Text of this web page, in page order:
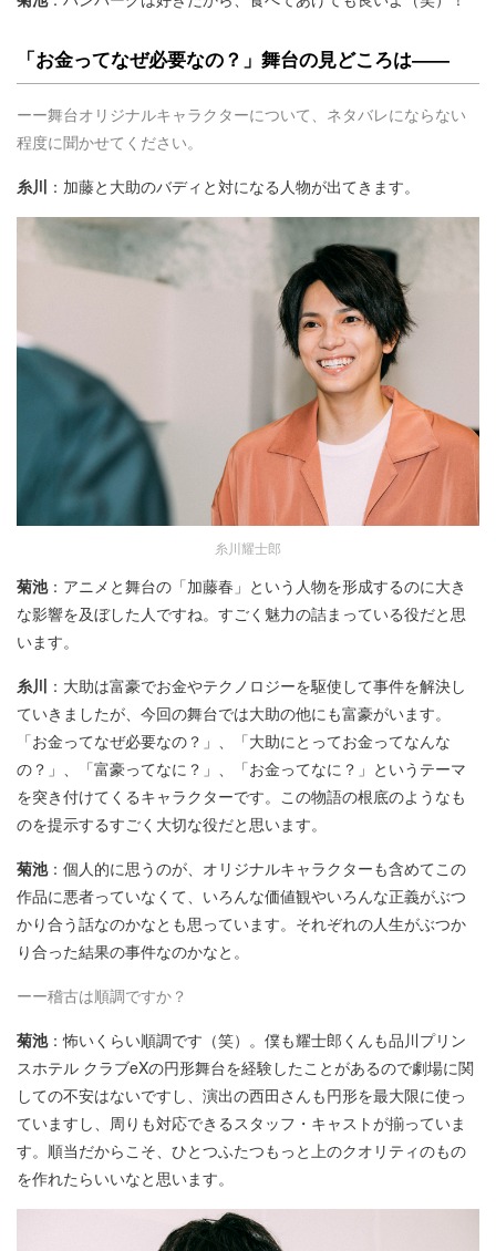
「お金ってなぜ必要なの？」舞台の見どころは――
ーー舞台オリジナルキャラクターについて、ネタバレにならない
程度に聞かせてください。
糸川 ：加藤と大助のバディと対になる人物が出てきます。
糸川耀士郎
菊池：アニメと舞台の「加藤春」という人物を形成するのに大き
な影響を及ぼした人ですね。すごく魅力の詰まっている役だと思
います。
糸川 ：大助は富豪でお金やテクノロジーを駆使して事件を解決し
ていきましたが、今回の舞台では大助の他にも富豪がいます。
「お金ってなぜ必要なの？」、「大助にとってお金ってなんな
の？」、「富豪ってなに？」、「お金ってなに？」というテーマ
を突き付けてくるキャラクターです。この物語の根底のようなも
のを提示するすごく大切な役だと思います。
菊池：個人的に思うのが、オリジナルキャラクターも含めてこの
作品に悪者っていなくて、いろんな価値観やいろんな正義がぶつ
かり合う話なのかなとも思っています。それぞれの人生がぶつか
り合った結果の事件なのかなと。
ーー稽古は順調ですか？
菊池：怖いくらい順調です（笑）。僕も耀士郎くんも品川プリン
スホテル クラブeXの円形舞台を経験したことがあるので劇場に関
しての不安はないですし、演出の西田さんも円形を最大限に使っ
ていますし、周りも対応できるスタッフ・キャストが揃っていま
す。順当だからこそ、ひとつふたつもっと上のクオリティのもの
を作れたらいいなと思います。